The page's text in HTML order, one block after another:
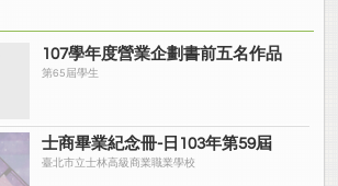
107學年度營業企劃書前五名作品
第65屆學生
士商畢業紀念冊-日103年第59屆
臺北市立士林高級商業職業學校